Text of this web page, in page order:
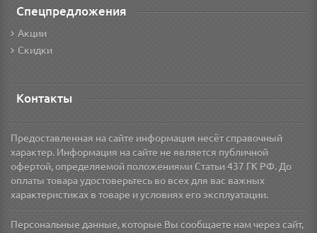
Спецпредложения
Акции
Скидки
Контакты
Предоставленная на сайте информация несёт справочный
характер. Информация на сайте не является публичной
офертой, определяемой положениями Статьи 437 ГК РФ. До
оплаты товара удостоверьтесь во всех для вас важных
характеристиках в товаре и условиях его эксплуатации.
Персональные данные, которые Вы сообщаете нам через сайт,